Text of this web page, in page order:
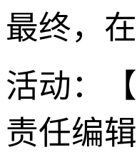
最终，
活动：【
责任编